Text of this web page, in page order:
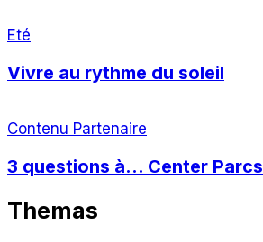
Eté
Vivre au rythme du soleil
Contenu Partenaire
3 questions à… Center Parcs
Themas